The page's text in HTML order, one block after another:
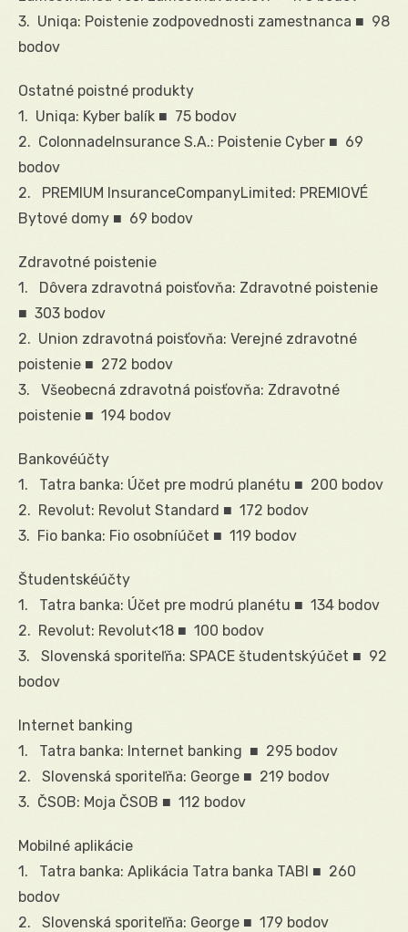
3. Uniqa: Poistenie zodpovednosti zamestnanca ■ 98
bodov
Ostatné poistné produkty
1. Uniqa: Kyber balík ■ 75 bodov
2. ColonnadeInsurance S.A.: Poistenie Cyber ■ 69
bodov
2. PREMIUM InsuranceCompanyLimited: PREMIOVÉ
Bytové domy ■ 69 bodov
Zdravotné poistenie
1. Dôvera zdravotná poisťovňa: Zdravotné poistenie
■ 303 bodov
2. Union zdravotná poisťovňa: Verejné zdravotné
poistenie ■ 272 bodov
3. Všeobecná zdravotná poisťovňa: Zdravotné
poistenie ■ 194 bodov
Bankovéúčty
1. Tatra banka: Účet pre modrú planétu ■ 200 bodov
2. Revolut: Revolut Standard ■ 172 bodov
3. Fio banka: Fio osobníúčet ■ 119 bodov
Študentskéúčty
1. Tatra banka: Účet pre modrú planétu ■ 134 bodov
2. Revolut: Revolut<18 ■ 100 bodov
3. Slovenská sporiteľňa: SPACE študentskýúčet ■ 92
bodov
Internet banking
1. Tatra banka: Internet banking ■ 295 bodov
2. Slovenská sporiteľňa: George ■ 219 bodov
3. ČSOB: Moja ČSOB ■ 112 bodov
Mobilné aplikácie
1. Tatra banka: Aplikácia Tatra banka TABI ■ 260
bodov
2. Slovenská sporiteľňa: George ■ 179 bodov